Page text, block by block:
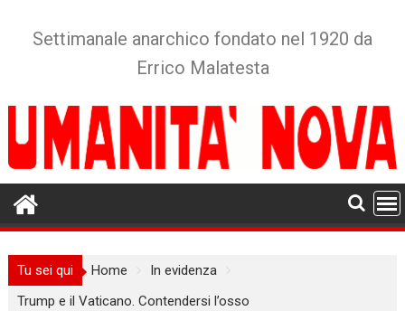
Settimanale anarchico fondato nel 1920 da
Errico Malatesta
Tu sei qui Home
In evidenza
Trump e il Vaticano. Contendersi l’osso